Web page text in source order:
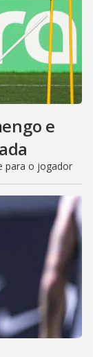
e
para o jogador